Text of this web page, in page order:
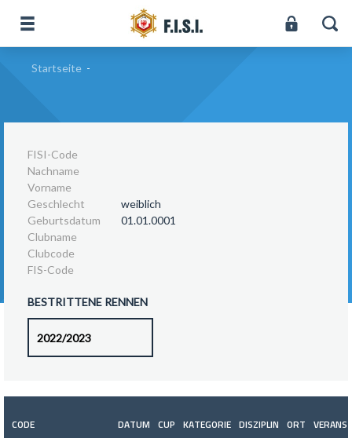
Startseite -
FISI-Code
Nachname
Vorname
Geschlecht
weiblich
Geburtsdatum
01.01.0001
Clubname
Clubcode
FIS-Code
BESTRITTENE RENNEN
CODE DATUM CUP KATEGORIE DISZIPLIN ORT